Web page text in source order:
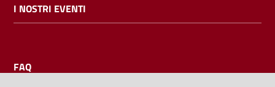
I NOSTRI EVENTI
FAQ